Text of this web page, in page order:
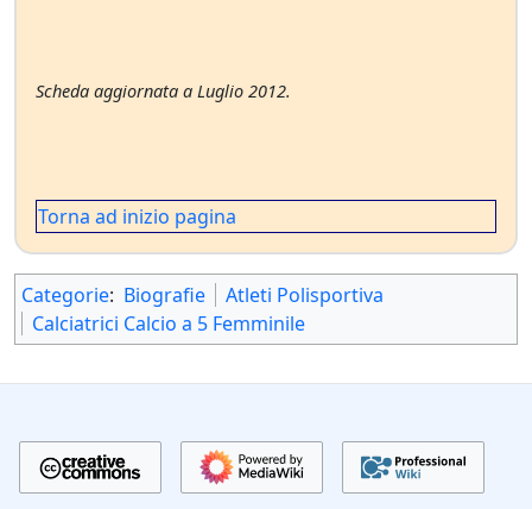
Scheda aggiornata a Luglio 2012.
Torna ad inizio pagina
Categorie: Biografie
Atleti Polisportiva
Calciatrici Calcio a 5 Femminile